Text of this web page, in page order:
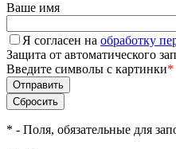
Ваше имя
Я согласен на обработку
Защита от автоматического
Введите символы с картинки*
* - Поля, обязательные для